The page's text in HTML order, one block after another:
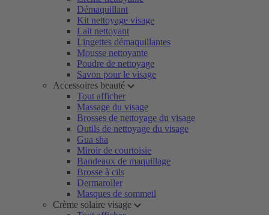
Démaquillant
Kit nettoyage visage
Lait nettoyant
Lingettes démaquillantes
Mousse nettoyante
Poudre de nettoyage
Savon pour le visage
Accessoires beauté
Tout afficher
Massage du visage
Brosses de nettoyage du visage
Outils de nettoyage du visage
Gua sha
Miroir de courtoisie
Bandeaux de maquillage
Brosse à cils
Dermaroller
Masques de sommeil
Crème solaire visage